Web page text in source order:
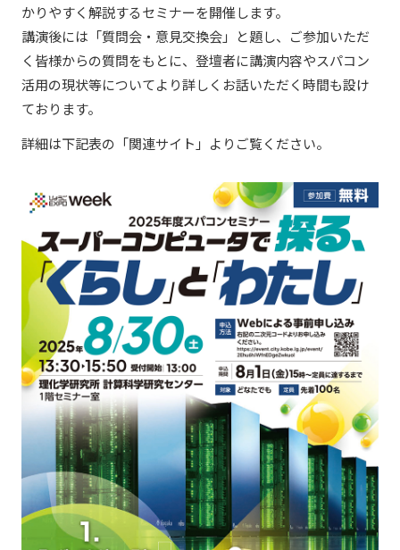
かりやすく解説するセミナーを開催します。
講演後には「質問会・意見交換会」と題し、ご参加いただ
く皆様からの質問をもとに、登壇者に講演内容やスパコン
活用の現状等についてより詳しくお話いただく時間も設け
ております。
詳細は下記表の「関連サイト」よりご覧ください。